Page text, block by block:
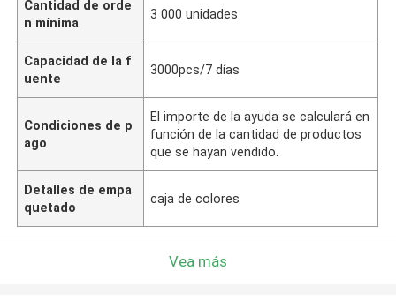
Cantidad de orde
n mínima
3 000 unidades
Capacidad de la f
uente
3000pcs/7 días
Condiciones de p
ago
El importe de la ayuda se calculará en
función de la cantidad de productos
que se hayan vendido.
Detalles de empa
quetado
caja de colores
Vea más